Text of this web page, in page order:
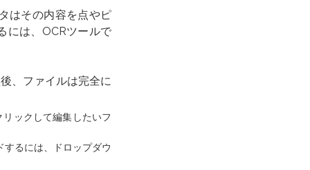
はその内容を点やピ
には、OCRツールで
、ファイルは完全に
リックして編集したいフ
るには、ドロップダウ